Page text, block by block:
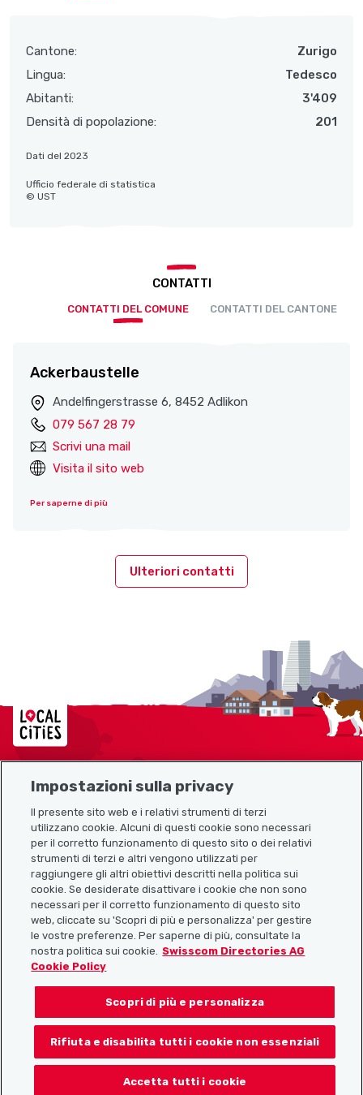
Cantone:
Zurigo
Lingua:
Tedesco
Abitanti:
3'409
Densità di popolazione:
201
Dati del 2023
Ufficio federale di statistica
© UST
CONTATTI
CONTATTI DEL COMUNE CONTATTI DEL CANTONE
Ackerbaustelle
Andelfingerstrasse 6, 8452 Adlikon
079 567 28 79
Scrivi una mail
Visita il sito web
Per saperne di più
Ulteriori contatti
Localcities
Link utili
Scarica l’app Localcities
Seguiteci su:
Impostazioni sulla privacy
Il presente sito web e i relativi strumenti di terzi
utilizzano cookie. Alcuni di questi cookie sono necessari
per il corretto funzionamento di questo sito o dei relativi
strumenti di terzi e altri vengono utilizzati per
raggiungere gli altri obiettivi descritti nella politica sui
cookie. Se desiderate disattivare i cookie che non sono
necessari per il corretto funzionamento di questo sito
web, cliccate su 'Scopri di più e personalizza' per gestire
le vostre preferenze. Per saperne di più, consultate la
nostra politica sui cookie.
Swisscom Directories AG
Cookie Policy
Scopri di più e personalizza
Rifiuta e disabilita tutti i cookie non essenziali
Accetta tutti i cookie